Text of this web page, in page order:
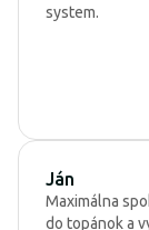
system.
Ján
Maximálna
do topánok a